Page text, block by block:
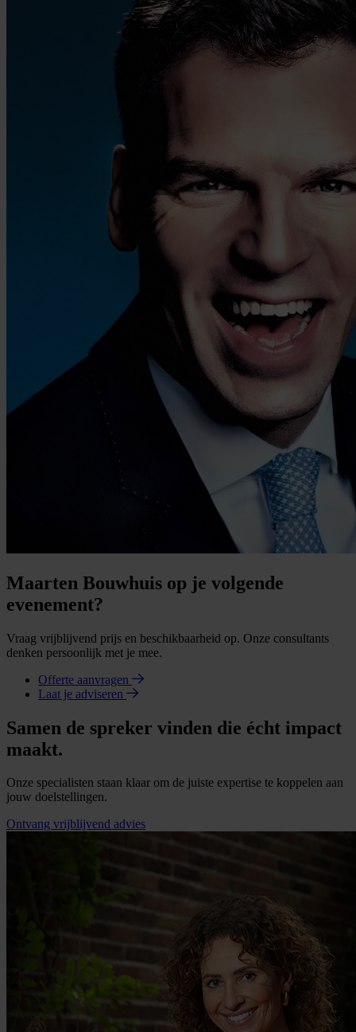
Maarten Bouwhuis op je volgende
evenement?
Vraag vrijblijvend prijs en beschikbaarheid op. Onze consultants
denken persoonlijk met je mee.
Offerte aanvragen
Laat je adviseren
Samen de spreker vinden die écht impact
maakt.
Onze specialisten staan klaar om de juiste expertise te koppelen aan
jouw doelstellingen.
Ontvang vrijblijvend advies